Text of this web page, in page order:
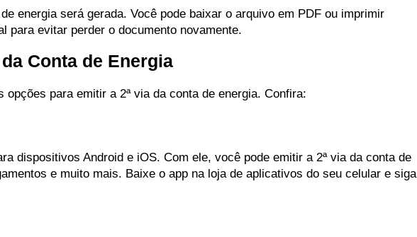
energia será gerada. Você pode baixar o arquivo em PDF ou imprimir
para evitar perder o documento novamente.
Conta de Energia
para emitir a 2ª via da conta de energia. Confira:
dispositivos Android e iOS. Com ele, você pode emitir a 2ª via da conta de
e muito mais. Baixe o app na loja de aplicativos do seu celular e siga